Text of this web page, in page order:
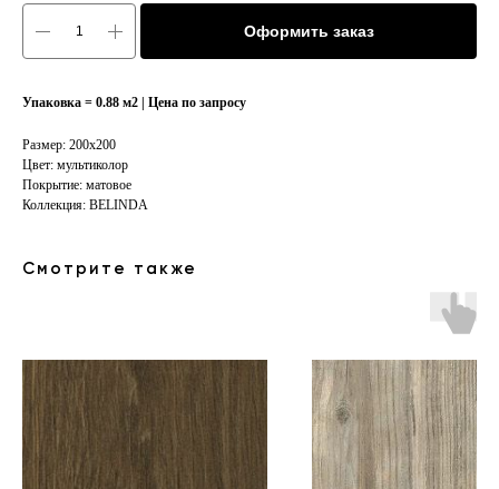
Оформить заказ
Упаковка = 0.88 м2 | Цена по запросу
Размер: 200х200
Цвет: мультиколор
Покрытие: матовое
Коллекция: BELINDA
Смотрите также